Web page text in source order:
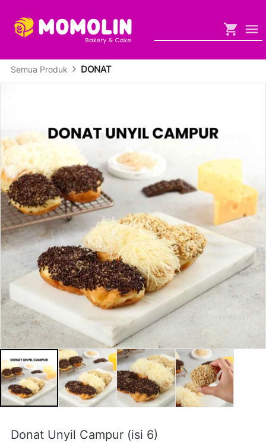
Semua Produk DONAT
Donat Unyil Campur (isi 6)